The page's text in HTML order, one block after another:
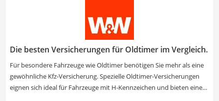
Die besten Versicherungen für Oldtimer im Vergleich.
Für besondere Fahrzeuge wie Oldtimer benötigen Sie mehr als eine
gewöhnliche Kfz-Versicherung. Spezielle Oldtimer-Versicherungen
eignen sich ideal für Fahrzeuge mit H-Kennzeichen und bieten einen